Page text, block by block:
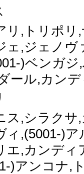
リ,トリポ
ェ,ジェノヴ
)ベンガ
ール,カン
ス,シラクサ
ィ,(5001-)
エ,カンディ
)アンコナ,